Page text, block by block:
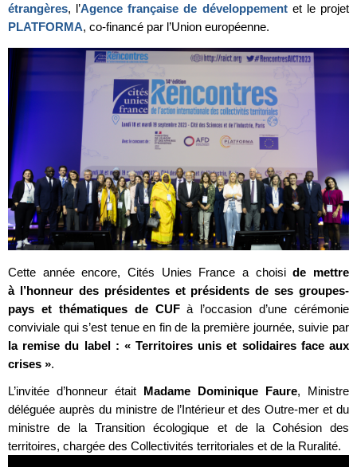
étrangères, l’Agence française de développementet le projet
PLATFORMA, co-financé par l’Union européenne.
Cette année encore, Cités Unies France a choiside mettre
à l’honneur des présidentes et présidents de ses groupes-
pays et thématiques de CUFà l’occasion d’une cérémonie
conviviale qui s’est tenue en fin de la première journée, suivie par
la remise du label : « Territoires unis et solidaires face aux
crises ».
L’invitée d’honneur était Madame Dominique Faure, Ministre
déléguée auprès du ministre de l’Intérieur et des Outre-mer et du
ministre de la Transition écologique et de la Cohésion des
territoires, chargée des Collectivités territoriales et de la Ruralité.